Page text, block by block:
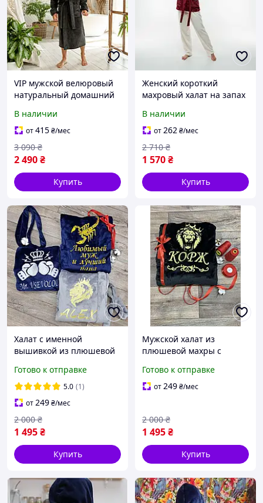
VIP мужской велюровый
натуральный домашний
халат с капюшоном, цвет
серый
В наличии
от415₴/мес
2 490₴
3 090 ₴
Купить
Женский короткий
махровый халат на запах
Цвет бордо
В наличии
от262₴/мес
1 570₴
2 710 ₴
Купить
Халат с именной
вышивкой из плюшевой
на запах, мужской
женский
Готово к отправке
5.0 (1)
от249₴/мес
1 495₴
2 000 ₴
Купить
Мужской халат из
плюшевой махры с
подарок длинный на
запах с воротником
Готово к отправке
от249₴/мес
1 495₴
2 000 ₴
Купить